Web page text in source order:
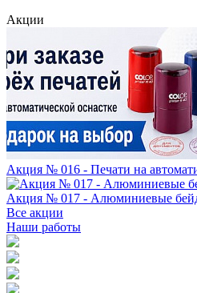
Акции
Акция № 016 - Печати на
Акция № 017 - Алюминиевые
Все акции
Наши работы